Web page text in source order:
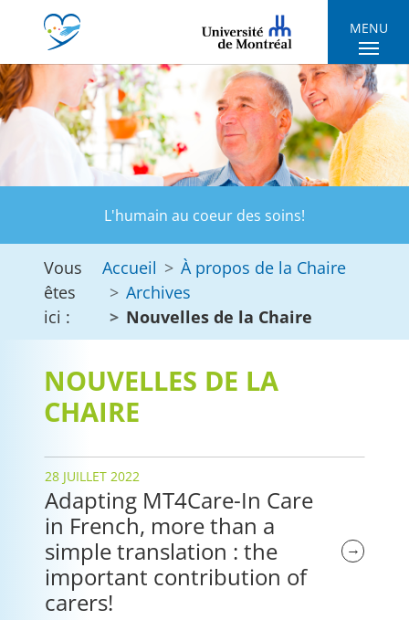
Skip to main navigation
Skip to main content
Skip to page footer
MENU
L'humain au coeur des soins!
Vous
êtes
ici :
Accueil
À propos de la Chaire
Archives
Nouvelles de la Chaire
NOUVELLES DE LA
CHAIRE
28 JUILLET 2022
Adapting MT4Care-In Care
in French, more than a
simple translation : the
important contribution of
carers!
→